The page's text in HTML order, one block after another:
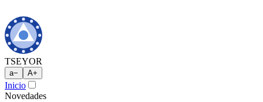
TSEYOR
a− A+
Inicio
Novedades